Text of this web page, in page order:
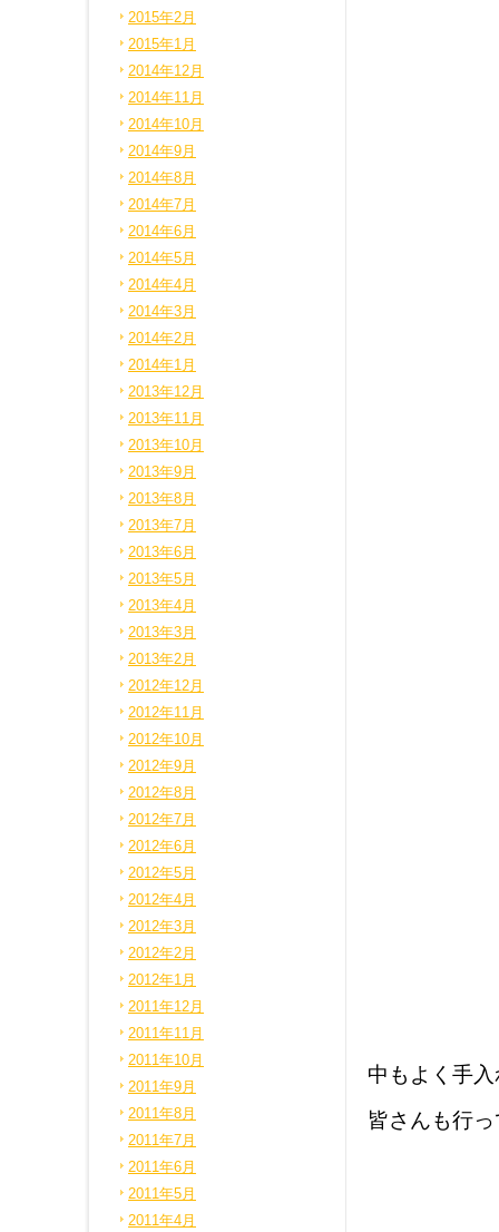
中もよく手
皆さんも行
2015年2月
2015年1月
2014年12月
2014年11月
2014年10月
2014年9月
2014年8月
2014年7月
2014年6月
2014年5月
2014年4月
2014年3月
2014年2月
2014年1月
2013年12月
2013年11月
2013年10月
2013年9月
2013年8月
2013年7月
2013年6月
2013年5月
2013年4月
2013年3月
2013年2月
2012年12月
2012年11月
2012年10月
2012年9月
2012年8月
2012年7月
2012年6月
2012年5月
2012年4月
2012年3月
2012年2月
2012年1月
2011年12月
2011年11月
2011年10月
2011年9月
2011年8月
2011年7月
2011年6月
2011年5月
2011年4月